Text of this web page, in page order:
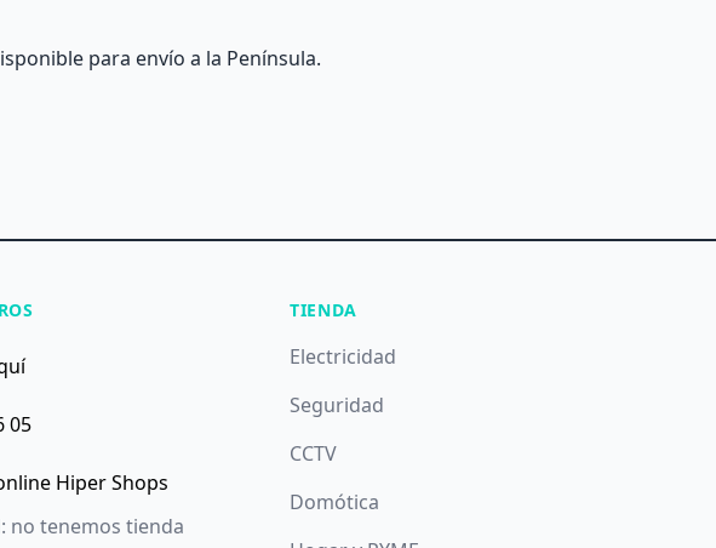
para envío a la Península.
05
Hiper Shops
no tenemos tienda
TIENDA
Electricidad
Seguridad
CCTV
Domótica